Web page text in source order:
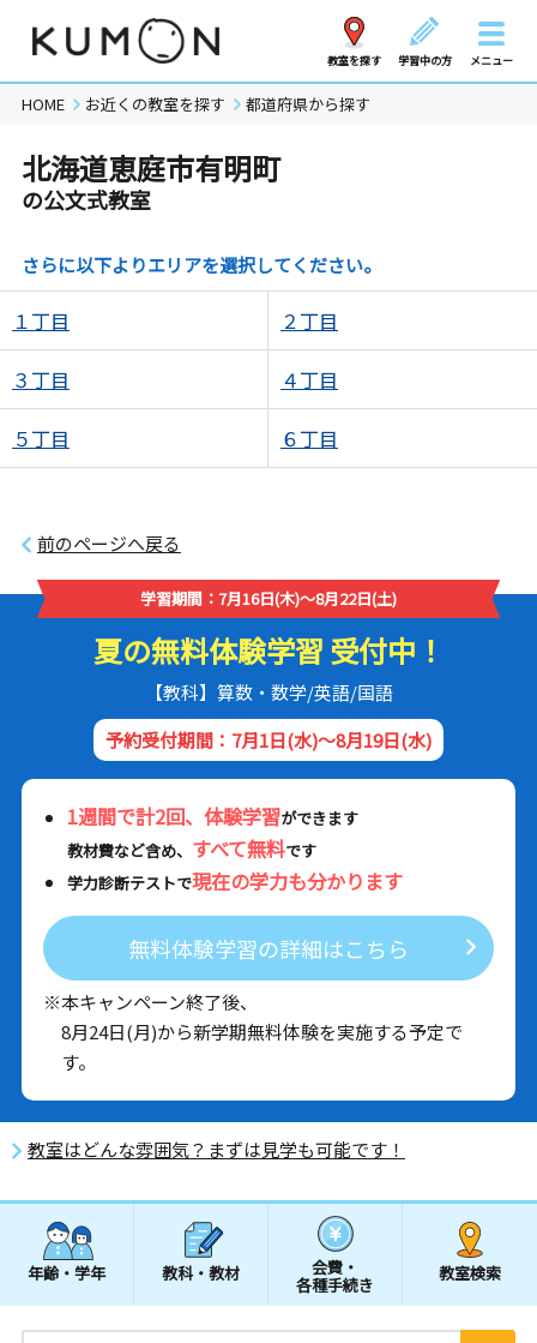
教室を探す 学習中の方 メニュー
HOME お近くの教室を探す 都道府県から探す
北海道恵庭市有明町
の公文式教室
さらに以下よりエリアを選択してください。
１丁目 ２丁目
３丁目 ４丁目
５丁目 ６丁目
前のページへ戻る
学習期間：7月16日(木)～8月22日(土)
夏の無料体験学習 受付中！
【教科】算数・数学/英語/国語
予約受付期間：7月1日(水)～8月19日(水)
1週間で計2回、体験学習ができます
教材費など含め、 すべて無料です
学力診断テストで現在の学力も分かります
無料体験学習の詳細はこちら
※本キャンペーン終了後、
8月24日(月)から新学期無料体験を実施する予定で
す。
教室はどんな雰囲気？まずは見学も可能です！
年齢・学年 教科・教材 会費・
各種手続き
教室検索